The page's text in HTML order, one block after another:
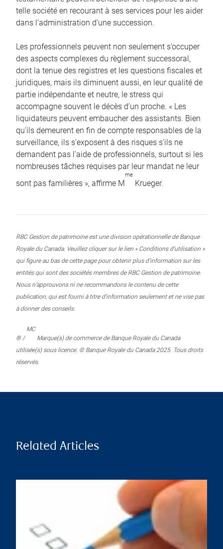
telle société en recourant à ses services pour les aider
dans l’administration d’une succession.
Les professionnels peuvent non seulement s’occuper
des aspects complexes du règlement successoral,
dont la tenue des registres et les questions fiscales et
juridiques, mais ils diminuent aussi, en leur qualité de
partie indépendante et neutre, le stress qui
accompagne souvent le décès d’un proche. « Les
liquidateurs peuvent embaucher des assistants. Bien
qu’ils demeurent en fin de compte responsables de la
surveillance, ils s’exposent à des risques s’ils ne
demandent pas l’aide de professionnels, surtout si les
nombreuses tâches requises par leur mandat ne leur
sont pas familières », affirme M
me
Krueger.
RBC Gestion de patrimoine est une division opérationnelle de Banque
Royale du Canada. Veuillez cliquer sur le lien « Conditions d’utilisation »
qui figure au bas de cette page pour obtenir plus d’information sur les
entités qui sont des sociétés membres de RBC Gestion de patrimoine.
Nous n’approuvons ni ne recommandons le contenu de cette
publication, qui est fourni à titre d’information seulement et ne vise pas
à donner des conseils.
® /
MC
Marque(s) de commerce de Banque Royale du Canada
utilisée(s) sous licence. © Banque Royale du Canada 2025. Tous droits
réservés.
Related Articles